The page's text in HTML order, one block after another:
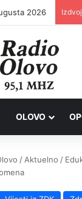
2026
OLOVO
/ Aktuelno /